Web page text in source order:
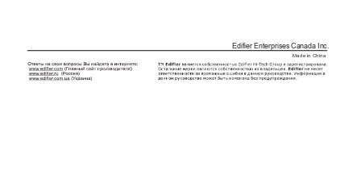
Made in China
Edifier Enterprises Canada Inc.